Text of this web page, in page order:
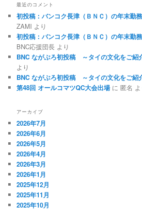
最近のコメント
初投稿：バンコク長津（ＢＮＣ）の年末勤
ZAMI より
初投稿：バンコク長津（ＢＮＣ）の年末勤
BNC応援団長 より
BNC ながぶろ初投稿 ～タイの文化をご紹
より
BNC ながぶろ初投稿 ～タイの文化をご紹
第48回 オールコマツQC大会出場に匿名
アーカイブ
2026年7月
2026年6月
2026年5月
2026年4月
2026年3月
2026年1月
2025年12月
2025年11月
2025年10月